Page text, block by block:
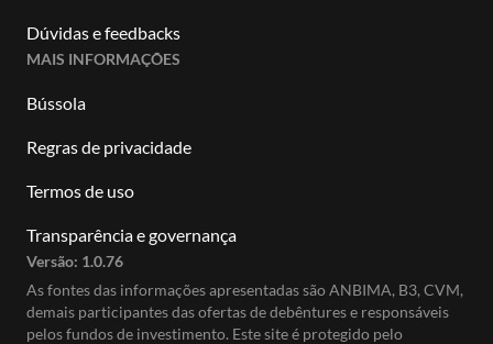
Dúvidas e feedbacks
MAIS INFORMAÇÕES
Bússola
Regras de privacidade
Termos de uso
Transparência e governança
Versão: 1.0.76
As fontes das informações apresentadas são ANBIMA, B3, CVM,
demais participantes das ofertas de debêntures e responsáveis
pelos fundos de investimento. Este site é protegido pelo